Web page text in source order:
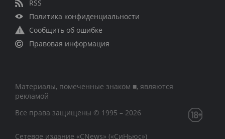
RSS
Политика конфиденциальности
Сообщить об ошибке
Правовая информация
Материалы, помеченные знаком ■, являются
рекламой
Все права защищены © 1995 – 2026
Сетевое издание «CNews» («СиНьюс»)